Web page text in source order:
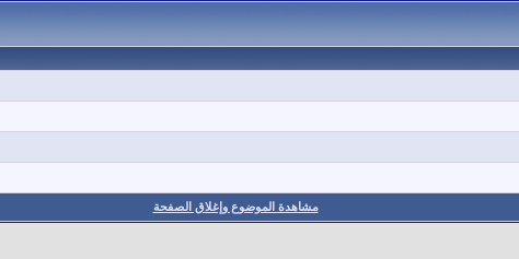
مشاهدة الموضوع وإغلاق الصفحة